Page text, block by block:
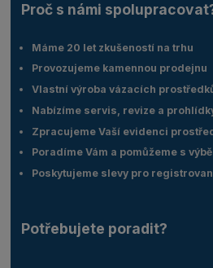
Proč s námi
Máme 20 let zkušeností na trhu
Provozujeme kamennou prodejnu
Vlastní výroba vázacích
Nabízíme servis, revize a
Zpracujeme Vaší evidenci
Poradíme Vám a pomůžeme s
Poskytujeme slevy pro
Potřebujete poradit?